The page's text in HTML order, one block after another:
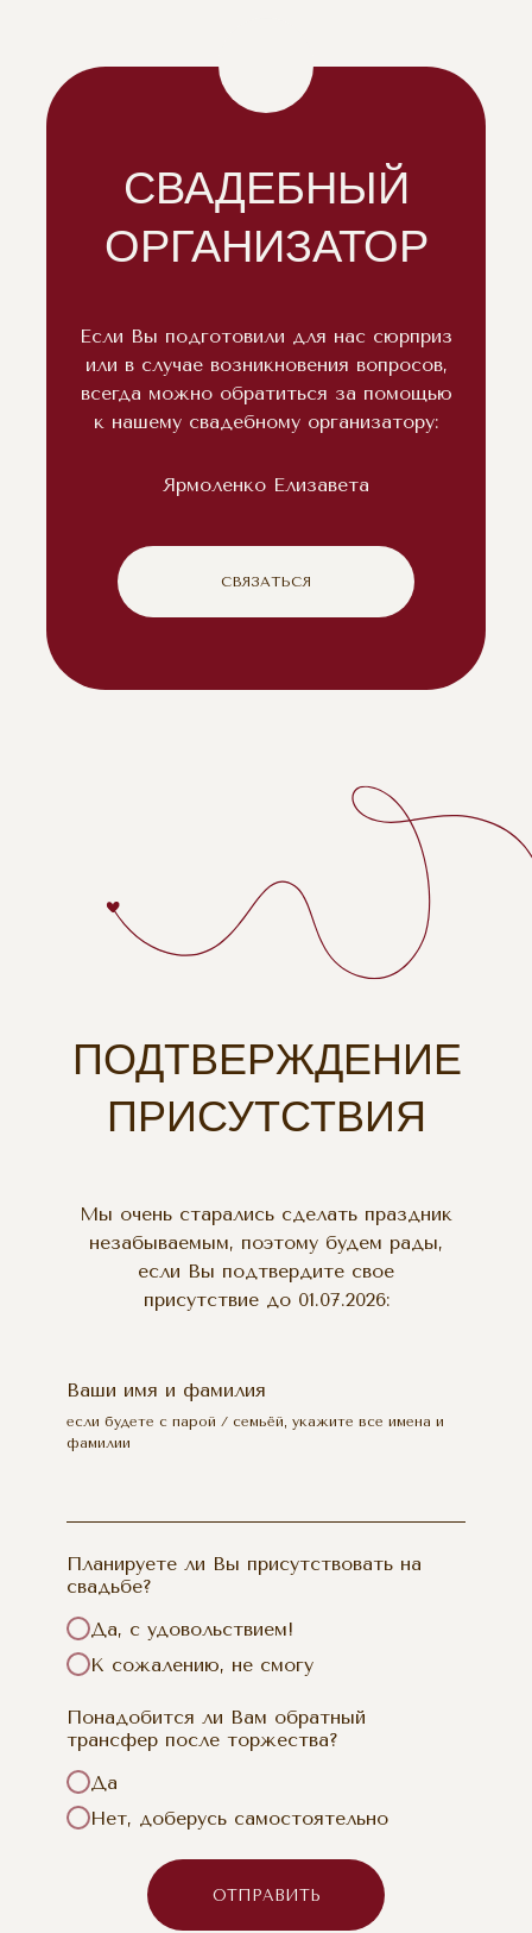
Если Вы подготовили для нас сюрприз
или в случае возникновения вопросов,
всегда можно обратиться за помощью
к нашему свадебному организатору:
Ярмоленко Елизавета
СВАДЕБНЫЙ
ОРГАНИЗАТОР
СВЯЗАТЬСЯ
ПОДТВЕРЖДЕНИЕ
ПРИСУТСТВИЯ
Мы очень старались сделать праздник
незабываемым, поэтому будем рады,
если Вы подтвердите свое
присутствие до 01.07.2026:
Ваши имя и фамилия
если будете с парой / семьёй, укажите все имена и
фамилии
Планируете ли Вы присутствовать на
свадьбе?
Да, с удовольствием!
К сожалению, не смогу
Понадобится ли Вам обратный
трансфер после торжества?
Да
Нет, доберусь самостоятельно
ОТПРАВИТЬ